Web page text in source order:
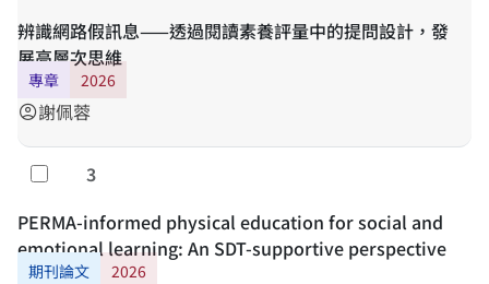
辨識網路假訊息——透過閱讀素養評量中的提問設計，發
展高層次思維
專章 2026
account_circle謝佩蓉
勾選
3
PERMA-informed physical education for social and
emotional learning: An SDT-supportive perspective
期刊論文 2026